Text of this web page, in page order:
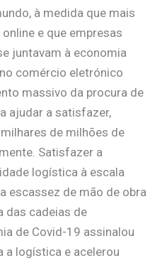
à medida que mais
e que empresas
juntavam à economia
comércio eletrónico
massivo da procura de
ajudar a satisfazer,
de milhões de
Satisfazer a
logística à escala
escassez de mão de obra
das cadeias de
de Covid-19 assinalou
a logística e acelerou